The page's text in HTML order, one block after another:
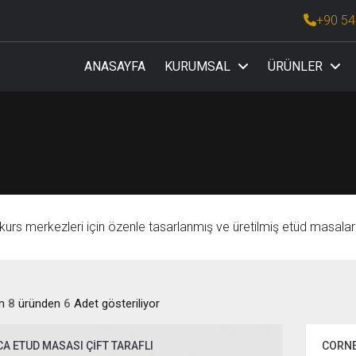
+90
ANASAYFA KURUMSAL ÜRÜNLER
merkezleri için özenle tasarlanmış ve üretilmiş etüd
8 üründen 6 Adet gösteriliyor
ETÜD MASASI ÇİFT TARAFLI